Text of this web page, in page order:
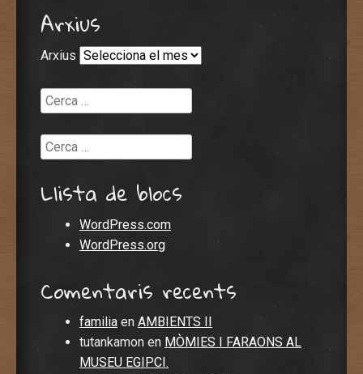
Arxius
Arxius
Cerca
Cerca
Llista de blocs
WordPress.com
WordPress.org
Comentaris recents
familia en AMBIENTS II
tutankamon en MÒMIES I FARAONS AL
MUSEU EGIPCI.